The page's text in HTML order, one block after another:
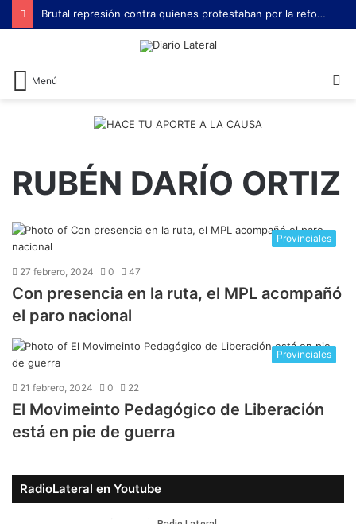
Brutal represión contra quienes protestaban por la reforma laboral de Milei
Menú
RUBÉN DARÍO ORTIZ
Provinciales
27 febrero, 2024 0 47
Con presencia en la ruta, el MPL acompañó
el paro nacional
Provinciales
21 febrero, 2024 0 22
El Movimeinto Pedagógico de Liberación
está en pie de guerra
RadioLateral en Youtube